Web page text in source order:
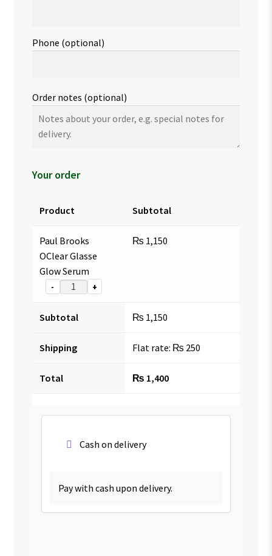
Phone (optional)
Order notes (optional)
Your order
Product Subtotal
Paul Brooks
OClear Glasse
Glow Serum
- +
₨ 1,150
Subtotal ₨ 1,150
Shipping Flat rate: ₨ 250
Total ₨ 1,400
Cash on delivery
Pay with cash upon delivery.